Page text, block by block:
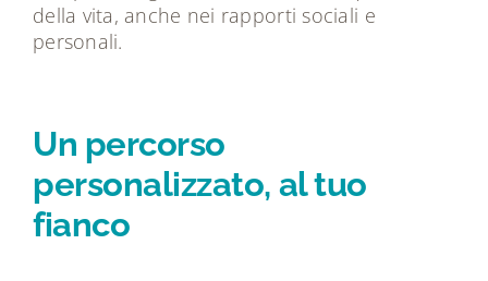
della vita, anche nei rapporti sociali e
personali.
Un percorso
personalizzato, al tuo
fianco